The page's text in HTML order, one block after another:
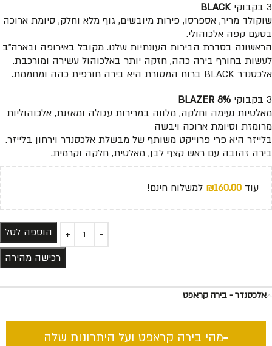
3 בקבוקי
BLACK
שוקולד מריר, אספרסו, פירות מיובשים, גוף מלא וחלק, סיומת ארוכה
בטעם קפה אלכוהולי.
הראשונה בסדרת הבירות העונתיות שלנו. מקובל באירופה ובארה”ב
לעשות בחורף בירה כהה, חזקה יותר באלכוהול עשירה ומורכבת.
אלכסנדר BLACK ברוח המסורת היא בירה חורפית כהה ומחממת.
3 בקבוקי
BLAZER 8%
מאלטיות נעימה וחלקה, מלווה במרירות עגולה ומאזנת, אלכוהוליות
מרומזת וסיומת ארוכה ויבשה
בלייזר היא פרי פרוייקט משותף של מבשלת אלכסנדר וירחון בלייזר.
בירה זהובה עם ראש קצף לבן, מאלטית, חלקה וקרמית.
עוד ₪160.00 למשלוח חינם!
הוספה לסל
רכישה מהירה
אלכסנדר - בירה קראפט
מהי בירה קראפט ועל היתרונות שלה​